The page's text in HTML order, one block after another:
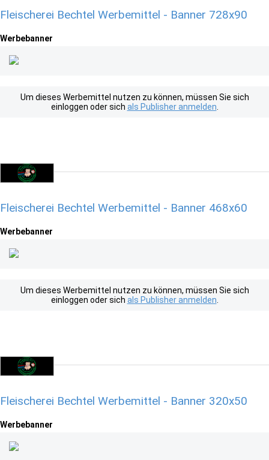
Fleischerei Bechtel Werbemittel - Banner 728x90
Werbebanner
Um dieses Werbemittel nutzen zu können, müssen Sie sich
einloggen oder sich als Publisher anmelden
Fleischerei Bechtel Werbemittel - Banner 468x60
Werbebanner
Um dieses Werbemittel nutzen zu können, müssen Sie sich
einloggen oder sich als Publisher anmelden
Fleischerei Bechtel Werbemittel - Banner 320x50
Werbebanner